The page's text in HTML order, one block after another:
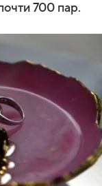
700 пар.